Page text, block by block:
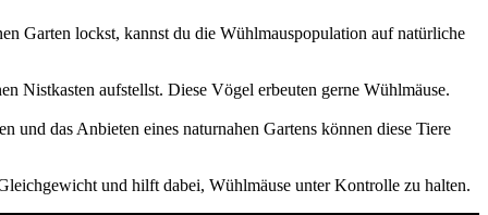
Garten lockst, kannst du die Wühlmauspopulation auf natürliche
Nistkasten aufstellst. Diese Vögel erbeuten gerne Wühlmäuse.
das Anbieten eines naturnahen Gartens können diese Tiere
und hilft dabei, Wühlmäuse unter Kontrolle zu halten.